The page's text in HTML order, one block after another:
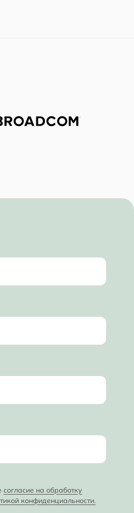
согласие на обработку
конфиденциальности.